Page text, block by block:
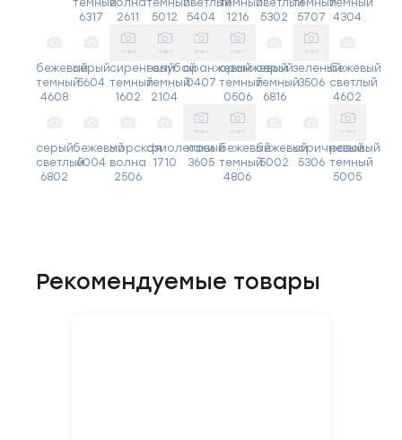
темный
6317
волна
2611
темный
5012
светлый
5404
темный
1216
светлый
5302
темный
5707
темный
4304
бежевый
темный
4608
серый
5604
сиреневый
темный
1602
голубой
темный
2104
оранжевый
0407
оранжевый
темный
0506
серый
темный
6816
зеленый
3506
бежевый
светлый
4602
серый
светлый
6802
бежевый
6004
морская
волна
2506
фиолетовый
1710
хаки
3605
бежевый
темный
4806
бежевый
5002
коричневый
5306
розовый
темный
5005
Рекомендуемые товары